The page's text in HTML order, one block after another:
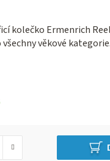
kolečko Ermenrich
věkové kategorie.